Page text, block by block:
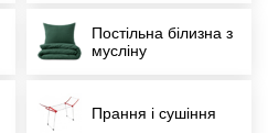
Постільна білизна з
мусліну
Прання і сушіння